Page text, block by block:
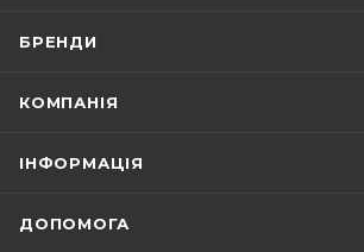
БРЕНДИ
КОМПАНІЯ
ІНФОРМАЦІЯ
ДОПОМОГА